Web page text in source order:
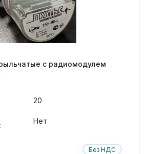
с радиомодулем
20
Нет
Без НДС